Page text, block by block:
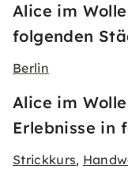
Alice im
folgenden
Berlin
Alice im
Erlebnisse in
Strickkurs,